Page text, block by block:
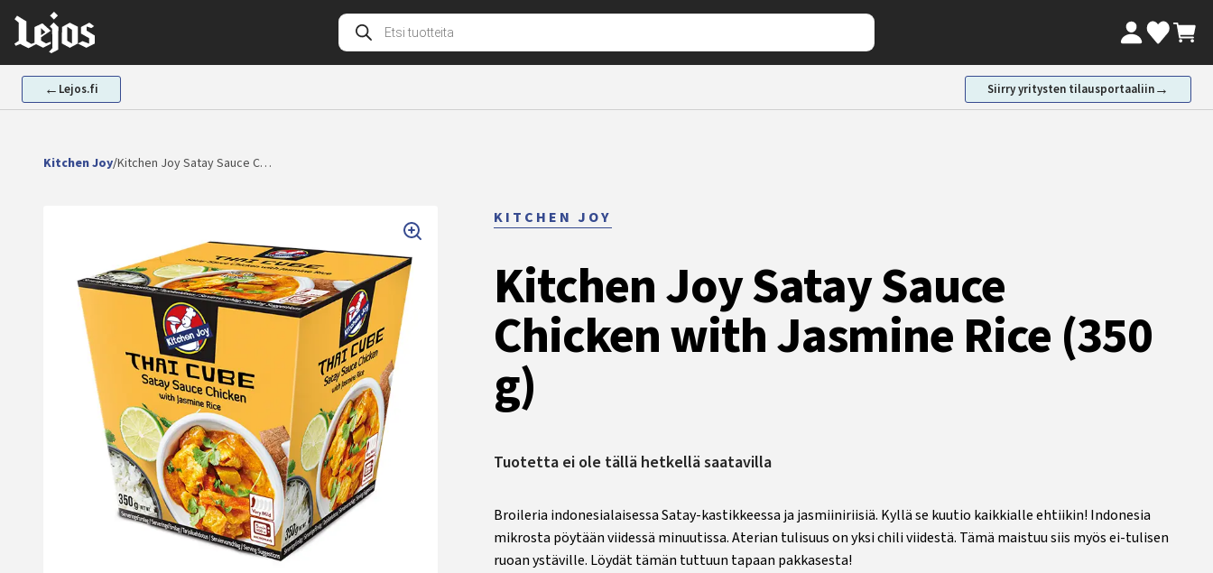
sisältöön
Tuotehaku Oma tili
← Lejos.fi Siirry yritysten tilausportaaliin→
Kitchen Joy/Kitchen Joy Satay Sauce C…
KITCHEN JOY
Kitchen Joy Satay Sauce
Chicken with Jasmine Rice (350
g)
Tuotetta ei ole tällä hetkellä saatavilla
Broileria indonesialaisessa Satay-kastikkeessa ja jasmiiniriisiä. Kyllä se kuutio kaikkialle ehtiikin! Indonesia
mikrosta pöytään viidessä minuutissa. Aterian tulisuus on yksi chili viidestä. Tämä maistuu siis myös ei-tulisen
ruoan ystäville. Löydät tämän tuttuun tapaan pakkasesta!